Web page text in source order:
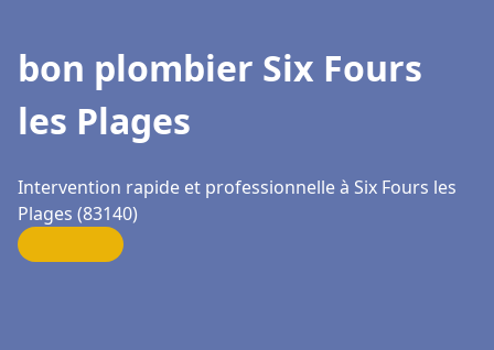
bon plombier Six Fours
les Plages
Intervention rapide et professionnelle à Six Fours les
Plages (83140)